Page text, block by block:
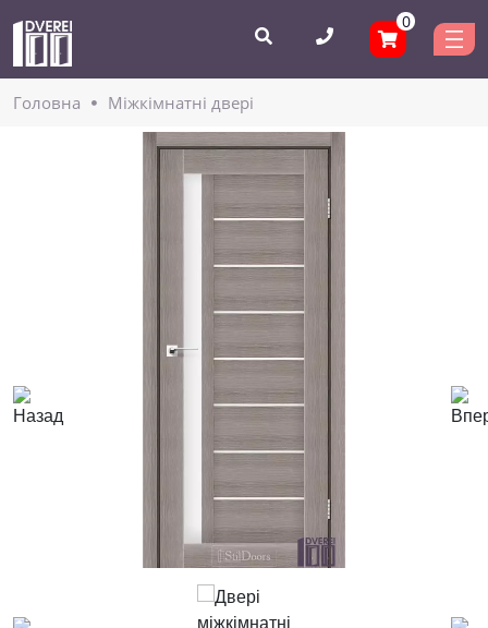
0
Головнa Міжкімнатні двері